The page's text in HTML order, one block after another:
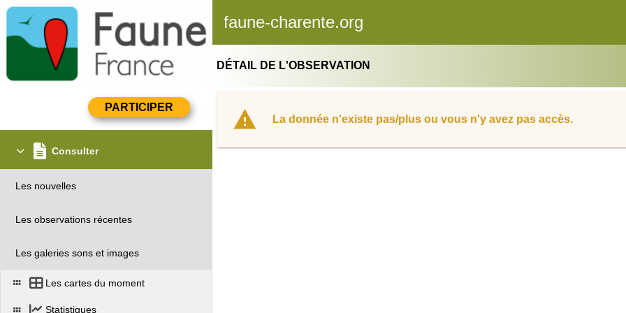
faune-charente.org
Consulter
Les nouvelles
Les observations récentes
Les galeries sons et images
Les cartes du moment
Statistiques
DÉTAIL DE L'OBSERVATION
La donnée n'existe pas/plus ou vous n'y avez pas accès.